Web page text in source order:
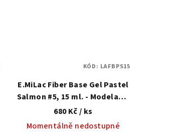
E.MiLac Fiber Base Gel Pastel
Salmon #5, 15 ml. - Modelační
báze se zpevňujícím
syntetickým vláknem
680 Kč/ ks
Momentálně nedostupné
KÓD: LAFBPS15